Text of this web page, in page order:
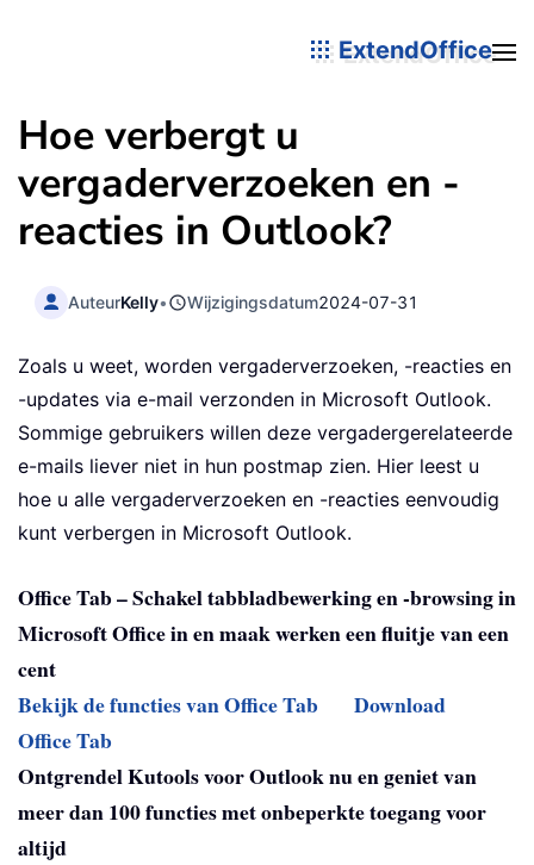
ExtendOffice
Hoe verbergt u
vergaderverzoeken en -
reacties in Outlook?
AuteurKelly• Wijzigingsdatum2024-07-31
Zoals u weet, worden vergaderverzoeken, -reacties en
-updates via e-mail verzonden in Microsoft Outlook.
Sommige gebruikers willen deze vergadergerelateerde
e-mails liever niet in hun postmap zien. Hier leest u
hoe u alle vergaderverzoeken en -reacties eenvoudig
kunt verbergen in Microsoft Outlook.
Office Tab – Schakel tabbladbewerking en -browsing in
Microsoft Office in en maak werken een fluitje van een
cent
Bekijk de functies van Office Tab
Download
Office Tab
Ontgrendel Kutools voor Outlook nu en geniet van
meer dan 100 functies met onbeperkte toegang voor
altijd